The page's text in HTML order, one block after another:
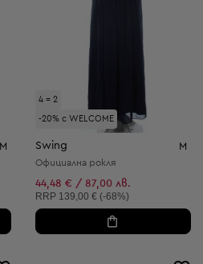
M
4 = 2
-20% с WELCOME
Swing M
Официална рокля
44,48 € / 87,00 лв.
Препоръчителна цена:
RRP 139,00 € (-68%)